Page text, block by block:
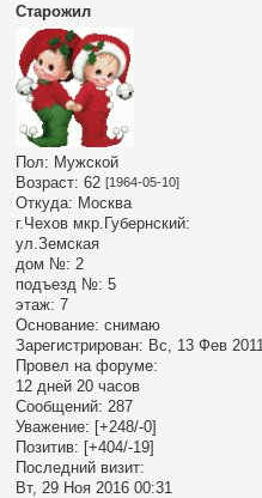
Старожил
Пол: Мужской
Возраст: 62 [1964-05-10]
Откуда: Москва
г.Чехов мкр.Губернский:
ул.Земская
дом №: 2
подъезд №: 5
этаж: 7
Основание: снимаю
Зарегистрирован: Вс, 13 Фев 2011
Провел на форуме:
12 дней 20 часов
Сообщений: 287
Уважение: [+248/-0]
Позитив: [+404/-19]
Последний визит:
Вт, 29 Ноя 2016 00:31